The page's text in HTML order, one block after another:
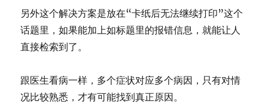
另外这个解决方案是放在“卡纸后无法继续打印”这个
话题里，如果能加上如标题里的报错信息，就能让人
直接检索到了。
跟医生看病一样，多个症状对应多个病因，只有对情
况比较熟悉，才有可能找到真正原因。